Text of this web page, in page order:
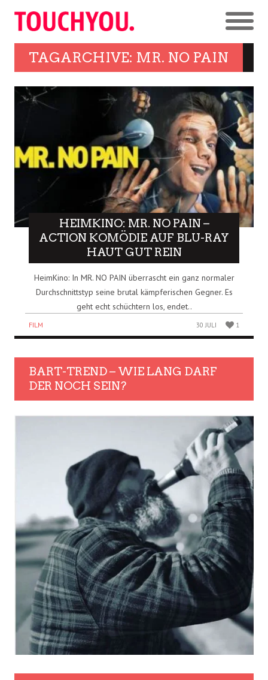
TAGARCHIVE: MR. NO PAIN
HEIMKINO: MR. NO PAIN –
ACTION KOMÖDIE AUF BLU-RAY
HAUT GUT REIN
HeimKino: In MR. NO PAIN überrascht ein ganz normaler
Durchschnittstyp seine brutal kämpferischen Gegner. Es
geht echt schüchtern los, endet..
FILM 30 JULI 1
BART-TREND – WIE LANG DARF
DER NOCH SEIN?